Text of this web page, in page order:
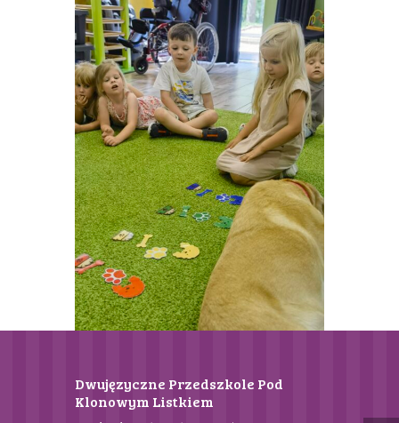
Dwujęzyczne Przedszkole Pod
Klonowym Listkiem